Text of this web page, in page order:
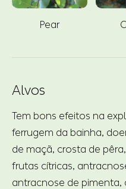
Pear
Alvos
Tem bons efeitos na
ferrugem da bainha,
de maçã, crosta de
frutas cítricas,
antracnose de pimenta,